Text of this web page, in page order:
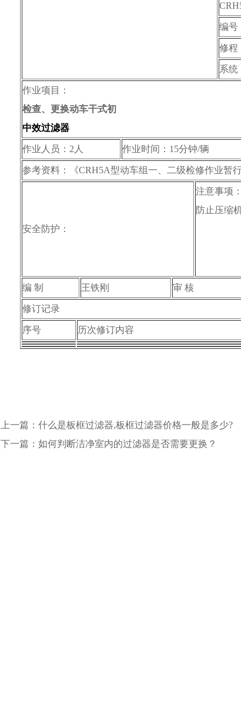
编号
修程
系统
作业项目：
检查、更换动车干式初
中效过滤器
作业人员：2人 作业时间：15分钟/辆
参考资料：《CRH5A型动车组一、二级检修作业暂
安全防护：
注意事项：
防止压缩
编 制 王铁刚 审 核
修订记录
序号 历次修订内容
上一篇：什么是板框过滤器,板框过滤器价格一般是多少?
下一篇：如何判断洁净室内的过滤器是否需要更换？